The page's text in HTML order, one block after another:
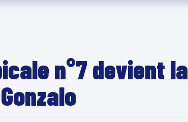
n°7 devient la